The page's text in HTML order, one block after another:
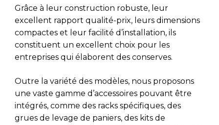
Grâce à leur construction robuste, leur
excellent rapport qualité-prix, leurs dimensions
compactes et leur facilité d’installation, ils
constituent un excellent choix pour les
entreprises qui élaborent des conserves.
Outre la variété des modèles, nous proposons
une vaste gamme d’accessoires pouvant être
intégrés, comme des racks spécifiques, des
grues de levage de paniers, des kits de